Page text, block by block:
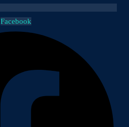
Facebook